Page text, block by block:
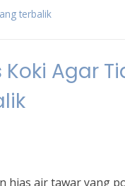
terbalik
Agar
hias air tawar yang